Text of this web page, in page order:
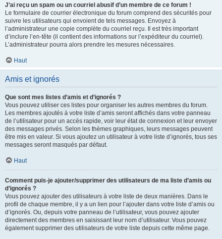
J’ai reçu un spam ou un courriel abusif d’un membre de ce forum !
Le formulaire de courrier électronique du forum comprend des sécurités pour
suivre les utilisateurs qui envoient de tels messages. Envoyez à
l’administrateur une copie complète du courriel reçu. Il est très important
d’inclure l’en-tête (il contient des informations sur l’expéditeur du courriel).
L’administrateur pourra alors prendre les mesures nécessaires.
Haut
Amis et ignorés
Que sont mes listes d’amis et d’ignorés ?
Vous pouvez utiliser ces listes pour organiser les autres membres du forum.
Les membres ajoutés à votre liste d’amis seront affichés dans votre panneau
de l’utilisateur pour un accès rapide, voir leur état de connexion et leur envoyer
des messages privés. Selon les thèmes graphiques, leurs messages peuvent
être mis en valeur. Si vous ajoutez un utilisateur à votre liste d’ignorés, tous ses
messages seront masqués par défaut.
Haut
Comment puis-je ajouter/supprimer des utilisateurs de ma liste d’amis ou
d’ignorés ?
Vous pouvez ajouter des utilisateurs à votre liste de deux manières. Dans le
profil de chaque membre, il y a un lien pour l’ajouter dans votre liste d’amis ou
d’ignorés. Ou, depuis votre panneau de l’utilisateur, vous pouvez ajouter
directement des membres en saisissant leur nom d’utilisateur. Vous pouvez
également supprimer des utilisateurs de votre liste depuis cette même page.